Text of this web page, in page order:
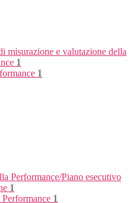
misurazione e valutazione della
1
1
Performance/Piano esecutivo
1
1